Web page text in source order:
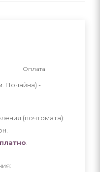
Оплата
Почайна) -
(почтомата):